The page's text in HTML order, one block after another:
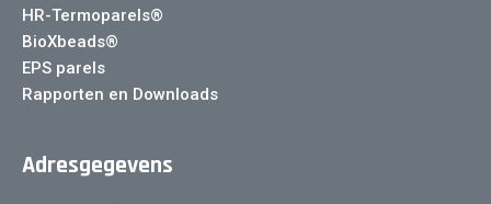
HR-Termoparels®
BioXbeads®
EPS parels
Rapporten en Downloads
Adresgegevens